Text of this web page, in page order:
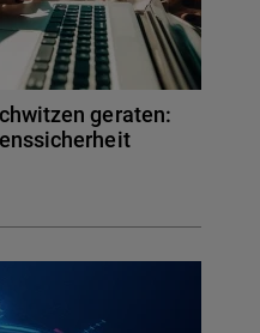
geraten: